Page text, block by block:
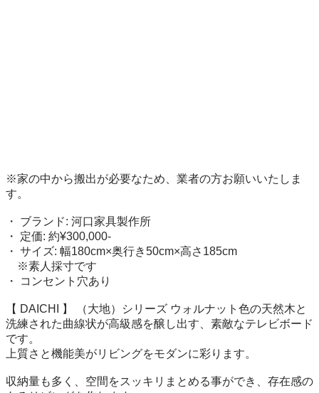
※家の中から搬出が必要なため、業者の方お願いいたしま
す。
・ ブランド: 河口家具製作所
・ 定価: 約¥300,000-
・ サイズ: 幅180cm×奥行き50cm×高さ185cm
※素人採寸です
・ コンセント穴あり
【 DAICHI 】 （大地）シリーズ ウォルナット色の天然木と
洗練された曲線状が高級感を醸し出す、素敵なテレビボード
です。
上質さと機能美がリビングをモダンに彩ります。
収納量も多く、空間をスッキリまとめる事ができ、存在感の